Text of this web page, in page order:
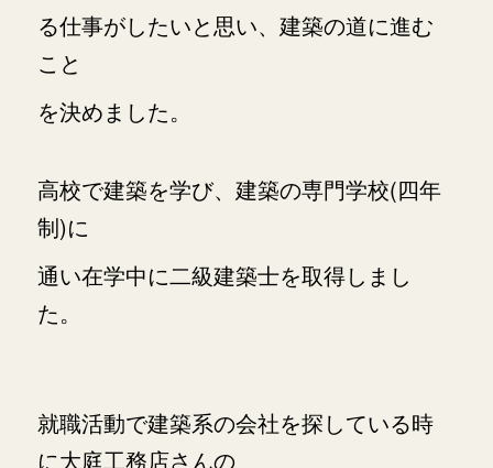
る仕事がしたいと思い、建築の道に進む
こと
を決めました。
高校で建築を学び、建築の専門学校(四年
制)に
通い在学中に二級建築士を取得しまし
た。
就職活動で建築系の会社を探している時
に大庭工務店さんの